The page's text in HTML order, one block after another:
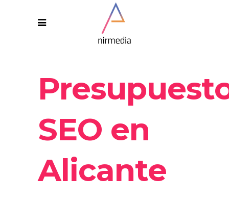
SEO en
Alicante